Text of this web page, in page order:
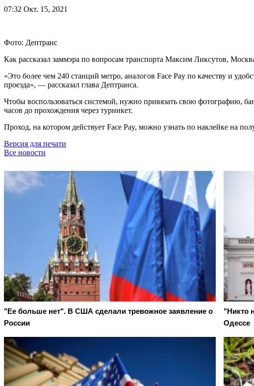
07:32 Окт. 15, 2021
Фото: Дептранс
Как рассказал заммэра по вопросам транспорта Максим Ликсутов,
«Это более чем 240 станций метро, аналогов Face Pay по качеству и
проезда», — рассказал глава Дептранса.
Чтобы воспользоваться системой, нужно привязать свою фотографию,
часов до прохождения через турникет.
Проход, на котором действует Face Pay, можно узнать по наклейке на
Версия для печати
Все новости
"Ее больше нет". В США сделали тревожное заявление о
России
"Никто
Одессе